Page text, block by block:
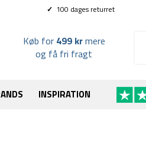
✓ 100 dages returret
Køb for 499 krmere
og få fri fragt
INSPIRATION